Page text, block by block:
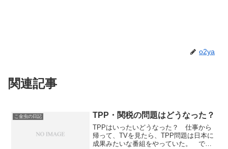
o2ya
関連記事
こ金虫の日記 TPP・関税の問題はどうなった？
TPPはいったいどうなった？ 仕事から
帰って、TVを見たら、TPP問題は日本に
成果みたいな番組をやっていた。 で、